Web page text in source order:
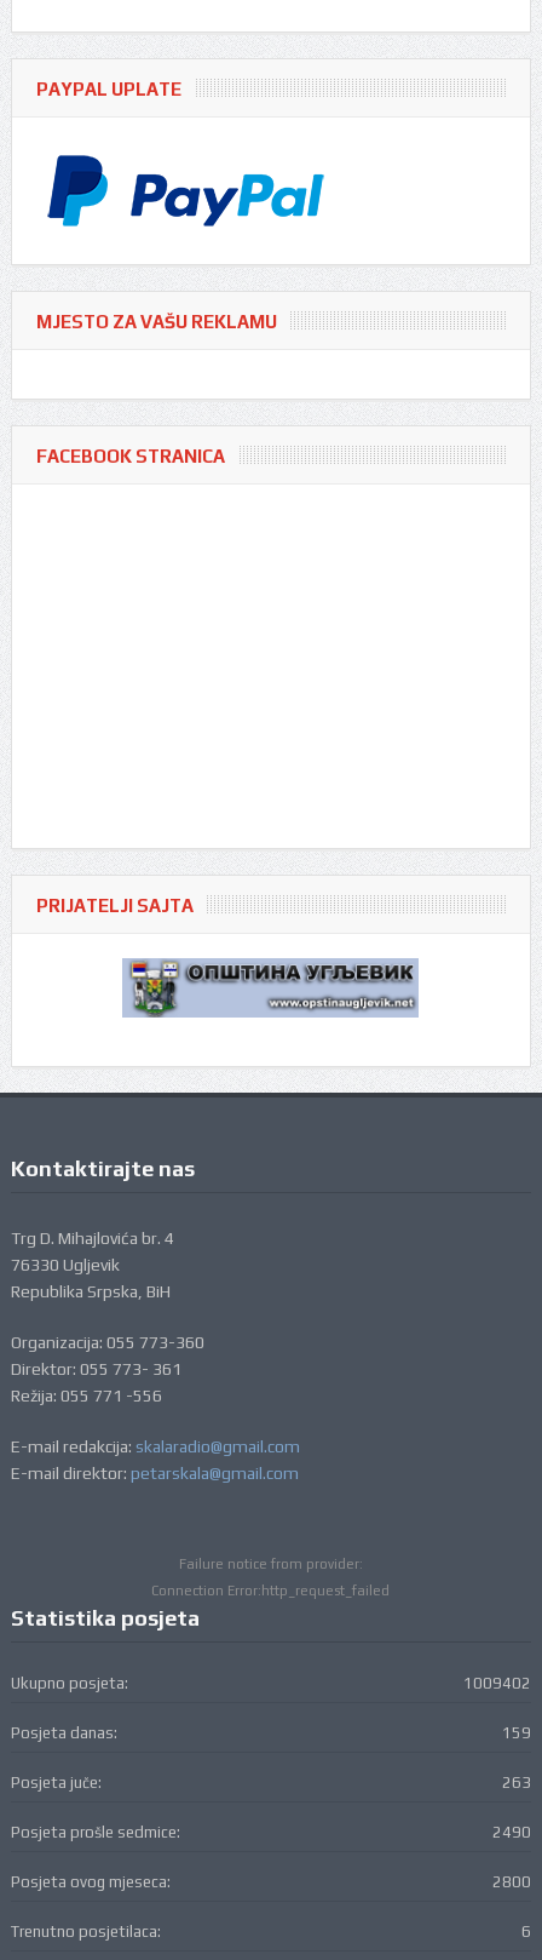
PAYPAL UPLATE
MJESTO ZA VAŠU REKLAMU
FACEBOOK STRANICA
PRIJATELJI SAJTA
Kontaktirajte nas
Trg D. Mihajlovića br. 4
76330 Ugljevik
Republika Srpska, BiH
Organizacija: 055 773-360
Direktor: 055 773- 361
Režija: 055 771 -556
E-mail redakcija: skalaradio@gmail.com
E-mail direktor: petarskala@gmail.com
Failure notice from provider:
Connection Error:http_request_failed
Statistika posjeta
1009402
Ukupno posjeta:
159
Posjeta danas:
263
Posjeta juče:
2490
Posjeta prošle sedmice:
2800
Posjeta ovog mjeseca:
6
Trenutno posjetilaca: